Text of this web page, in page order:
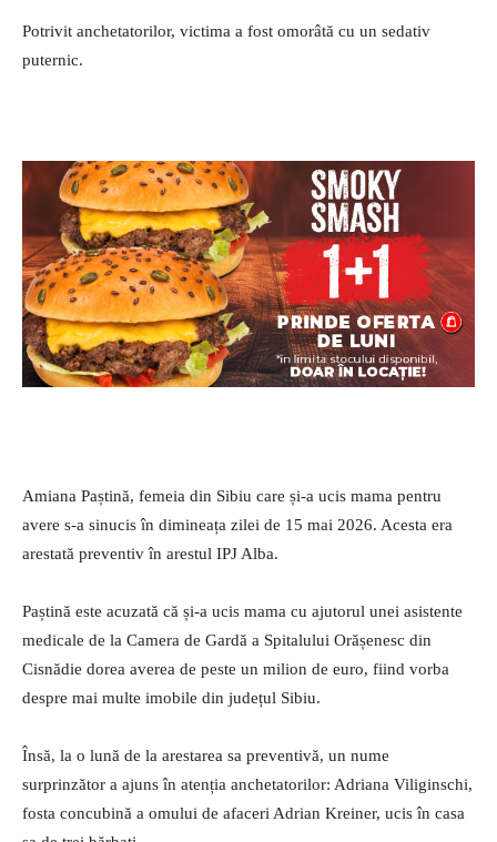
Potrivit anchetatorilor, victima a fost omorâtă cu un sedativ
puternic.
Amiana Paștină, femeia din Sibiu care și-a ucis mama pentru
avere s-a sinucis în dimineața zilei de 15 mai 2026. Acesta era
arestată preventiv în arestul IPJ Alba.
Paștină este acuzată că și-a ucis mama cu ajutorul unei asistente
medicale de la Camera de Gardă a Spitalului Orășenesc din
Cisnădie dorea averea de peste un milion de euro, fiind vorba
despre mai multe imobile din județul Sibiu.
Însă, la o lună de la arestarea sa preventivă, un nume
surprinzător a ajuns în atenția anchetatorilor: Adriana Viliginschi,
fosta concubină a omului de afaceri Adrian Kreiner, ucis în casa